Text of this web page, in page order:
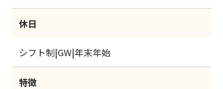
休日
シフト制|GW|年末年始
特徴